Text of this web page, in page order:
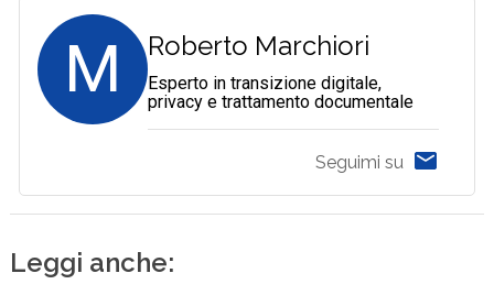
M Roberto Marchiori
Esperto in transizione digitale,
privacy e trattamento documentale
Seguimi su
Leggi anche: